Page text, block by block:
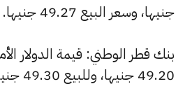
جنيها، وسعر البيع 49.27 جنيها.
بنك قطر الوطني: قيمة الدولار
49.20 جنيها، وللبيع 49.30 جنيها.